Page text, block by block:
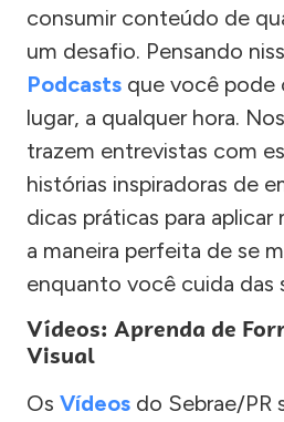
consumir conteúdo de
um desafio. Pensando
Podcasts que você pode
lugar, a qualquer hora.
trazem entrevistas com
histórias inspiradoras de
dicas práticas para aplicar
a maneira perfeita de se
enquanto você cuida das
Vídeos: Aprenda de
Visual
Os Vídeos do Sebrae/PR